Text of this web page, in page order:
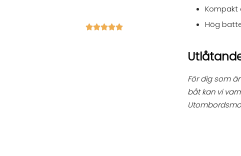

Kompakt
Hög
För dig som
båt kan vi